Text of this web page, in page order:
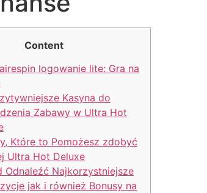
Content
logowanie lite: Gra na
Kasyna do
Zabawy w Ultra Hot
Które to Pomożesz zdobyć
Ultra Hot Deluxe
Odnaleźć Najkorzystniejsze
jak i również Bonusy na